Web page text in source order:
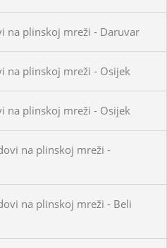
na plinskoj mreži - Daruvar
na plinskoj mreži - Osijek
na plinskoj mreži - Osijek
na plinskoj mreži -
na plinskoj mreži - Beli